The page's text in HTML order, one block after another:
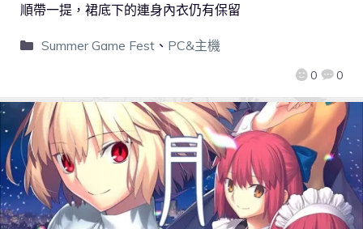
0 0
順帶一提，裙底下的連身內衣仍有保留
Summer Game Fest、 PC&主機